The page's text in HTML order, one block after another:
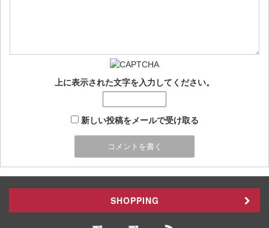
上に表示された文字を入力してください。
新しい投稿をメールで受け取る
SHOPPING